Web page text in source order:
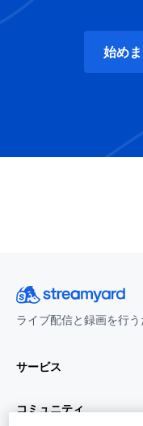
始め
ライブ配信と録画を行
サービス
コミュニティ